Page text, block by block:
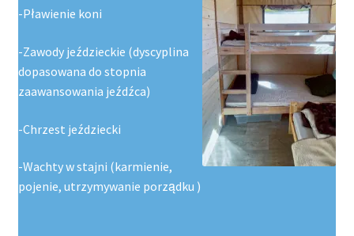
-Pławienie koni
-Zawody jeździeckie (dyscyplina
dopasowana do stopnia
zaawansowania jeźdźca)
-Chrzest jeździecki
-Wachty w stajni (karmienie,
pojenie, utrzymywanie porządku )